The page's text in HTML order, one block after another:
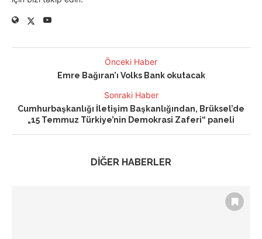
Önceki Haber
Emre Bağıran’ı Volks Bank okutacak
Sonraki Haber
Cumhurbaşkanlığı İletişim Başkanlığından, Brüksel’de
„15 Temmuz Türkiye’nin Demokrasi Zaferi“ paneli
DİĞER HABERLER